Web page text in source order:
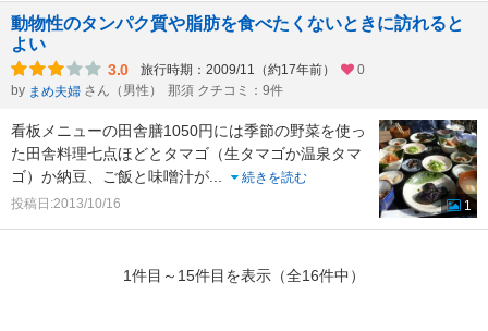
動物性のタンパク質や脂肪を食べたくないときに訪れると
よい
3.0 旅行時期：2009/11（約17年前）
0
by まめ夫婦 さん（男性） 那須 クチコミ：9件
看板メニューの田舎膳1050円には季節の野菜を使っ
た田舎料理七点ほどとタマゴ（生タマゴか温泉タマ
ゴ）か納豆、ご飯と味噌汁が
続きを読む
投稿日:2013/10/16
1
1件目～15件目を表示（全16件中）